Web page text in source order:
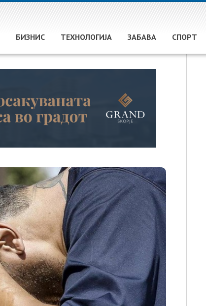
БИЗНИС ТЕХНОЛОГИЈА ЗАБАВА СПОРТ